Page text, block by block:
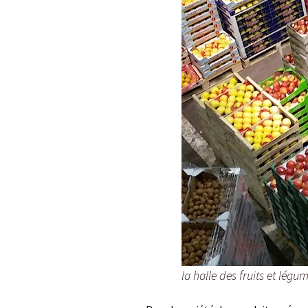
la halle des fruits et